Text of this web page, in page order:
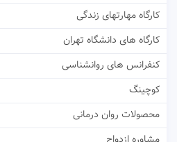
کارگاه مهارتهای زندگی
کارگاه های دانشگاه تهران
کنفرانس های روانشناسی
کوچینگ
محصولات روان درمانی